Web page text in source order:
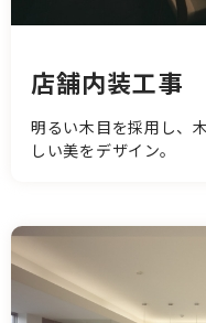
店舗内装工事
明るい木目を採用し、
しい美をデザイン。